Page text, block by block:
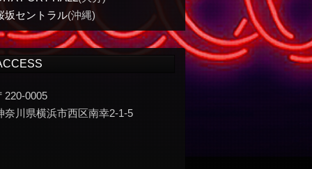
坂セントラル(沖縄)
220-0005
奈川県横浜市西区南幸2-1-5